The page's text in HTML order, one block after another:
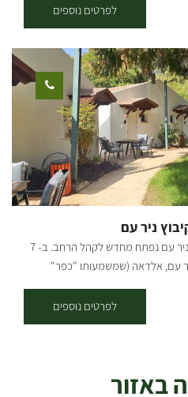
שטיחים מזרונים וכריות. בחווה
נשימה! המקלחות והשירותים
הלינה עם מים חמים ללא הפסקה, בצמוד
מקפיא, תנור, מכונת קרח, צ'יפסר,
הנדרשים לבישול עצמי. בחווה יש
בנוסף, ניתן גם להזמין ארוחות
לטיולי ג'יפים ואופניים, ימי כיף
אנשים.
לפרטים נוספים
ניר עם
"אלדאה", בית ההארחה של קיבוץ ניר עם נפתח מחדש לקהל הרחב. ב- 7
עם, אלדאה (שמשמעותו "כפר"
ועד לחודש מרץ השנה אירחנו באהבה
על הבית שלנו. בחודשים האחרונים
נשתלו מדשאות וצמחי נוי וכל
לפרטים נוספים
באזור